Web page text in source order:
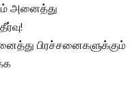
அனைத்து
பிரச்சனைகளுக்கும்